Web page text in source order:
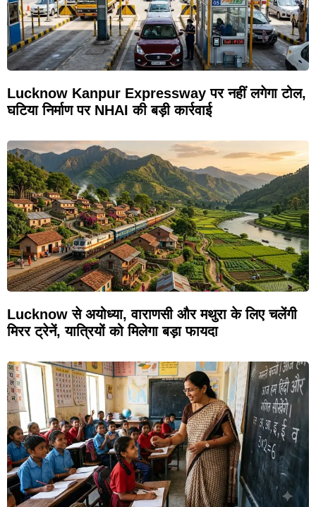
Lucknow Kanpur Expressway पर नहीं लगेगा टोल,
घटिया निर्माण पर NHAI की बड़ी कार्रवाई
Lucknow से अयोध्या, वाराणसी और मथुरा के लिए चलेंगी
मिरर ट्रेनें, यात्रियों को मिलेगा बड़ा फायदा